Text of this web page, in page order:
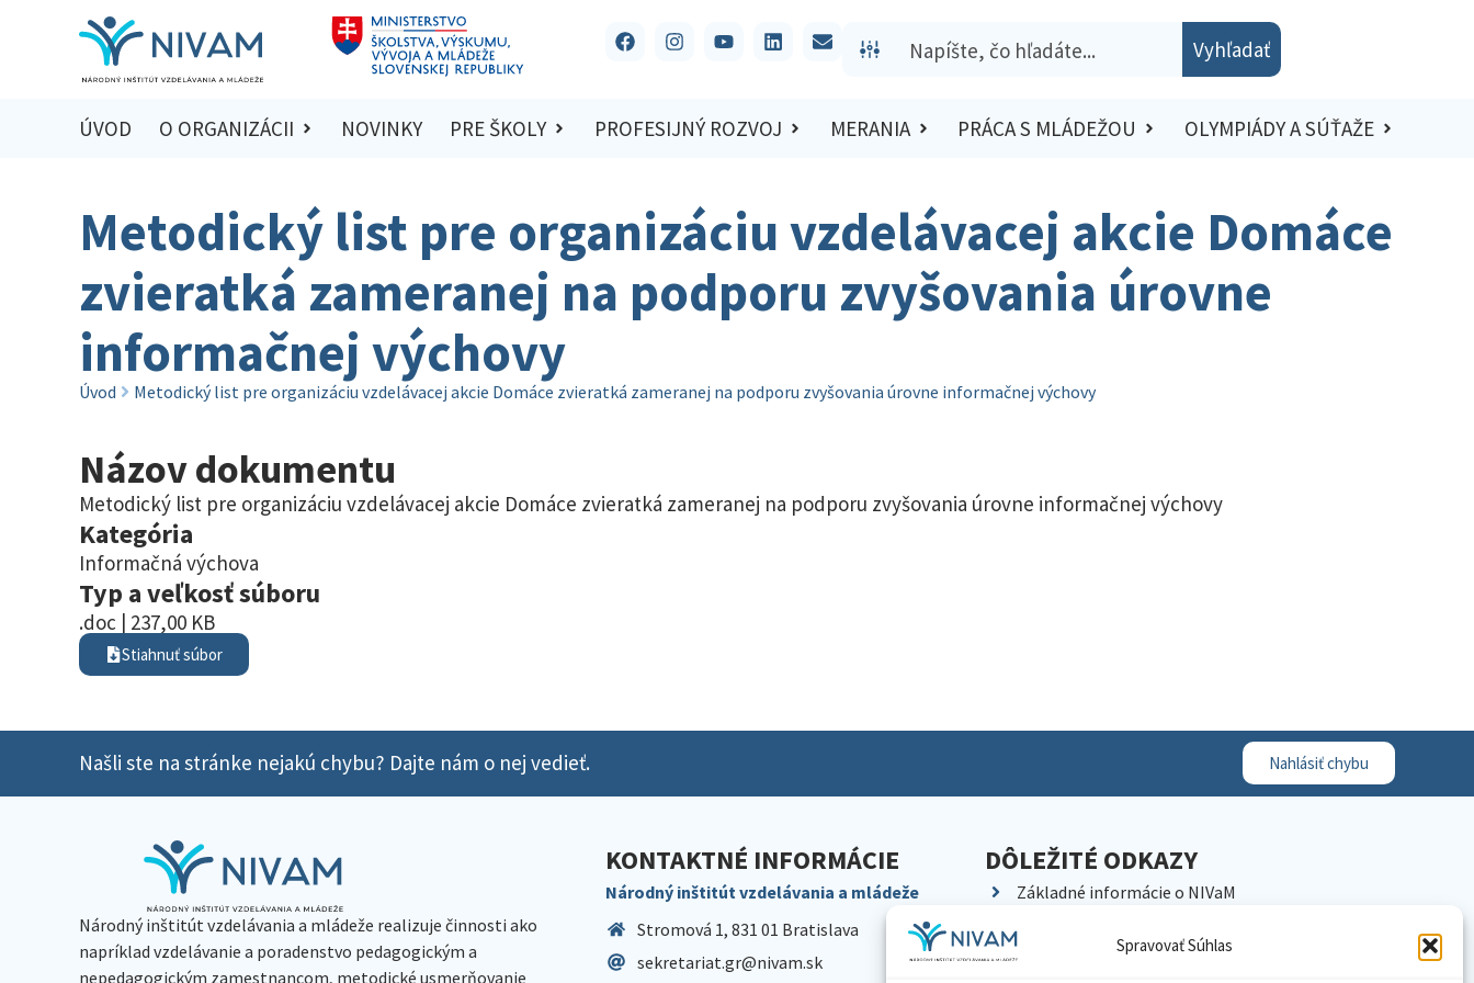
Spravovať Súhlas
Vyhľadať
ÚVOD O ORGANIZÁCII NOVINKY PRE ŠKOLY PROFESIJNÝ ROZVOJ MERANIA PRÁCA S MLÁDEŽOU OLYMPIÁDY A SÚŤAŽE
Metodický list pre organizáciu vzdelávacej akcie Domáce
zvieratká zameranej na podporu zvyšovania úrovne
informačnej výchovy
Úvod Metodický list pre organizáciu vzdelávacej akcie Domáce zvieratká zameranej na podporu zvyšovania úrovne informačnej výchovy
Názov dokumentu
Metodický list pre organizáciu vzdelávacej akcie Domáce zvieratká zameranej na podporu zvyšovania úrovne informačnej výchovy
Kategória
Informačná výchova
Typ a veľkosť súboru
.doc | 237,00 KB
Stiahnuť súbor
Našli ste na stránke nejakú chybu? Dajte nám o nej vedieť. Nahlásiť chybu
Národný inštitút vzdelávania a mládeže realizuje činnosti ako
napríklad vzdelávanie a poradenstvo pedagogickým a
nepedagogickým zamestnancom, metodické usmerňovanie
KONTAKTNÉ INFORMÁCIE
Národný inštitút vzdelávania a mládeže
Stromová 1, 831 01 Bratislava
sekretariat.gr@nivam.sk
DÔLEŽITÉ ODKAZY
Základné informácie o NIVaM
Kariéra